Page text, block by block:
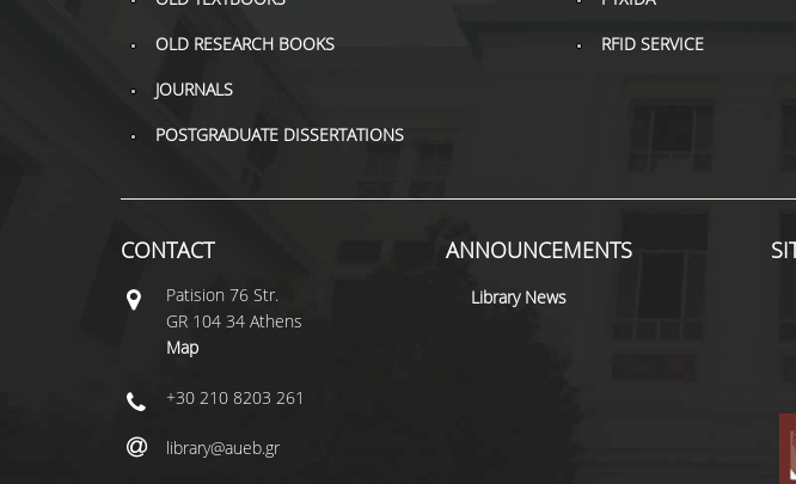
OLD RESEARCH BOOKS
JOURNALS
POSTGRADUATE DISSERTATIONS
RFID SERVICE
CONTACT
Patisiοn 76 Str.
GR 104 34 Athens
Map
+30 210 8203 261
library@aueb.gr
ANNOUNCEMENTS
Library News